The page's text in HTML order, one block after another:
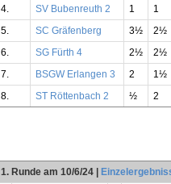
4.
SV Bubenreuth 2 1
1
5.
SC Gräfenberg 3½
2½
6.
SG Fürth 4 2½
2½
7.
BSGW Erlangen 3 2
1½
8.
ST Röttenbach 2 ½ 2
1. Runde am 10/6/24|